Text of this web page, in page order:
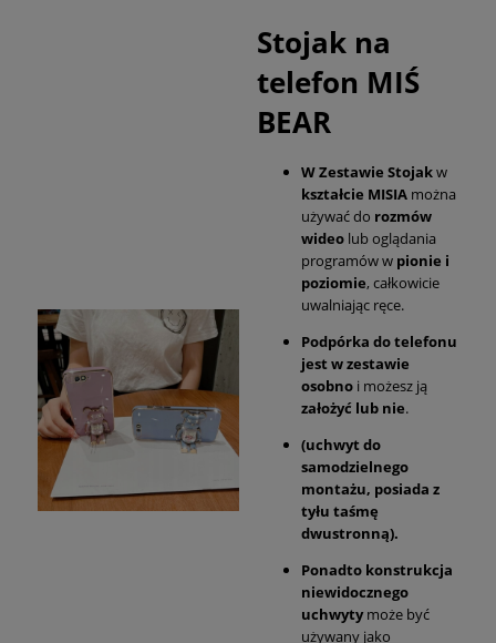
Stojak na
telefon MIŚ
BEAR
W Zestawie Stojakw
kształcie MISIA można
używać do rozmów
wideo lub oglądania
programów w pionie i
poziomie, całkowicie
uwalniając ręce.
Podpórka do telefonu
jest w zestawie
osobno i możesz ją
założyć lub nie.
(uchwyt do
samodzielnego
montażu, posiada z
tyłu taśmę
dwustronną).
Ponadto konstrukcja
niewidocznego
uchwytymoże być
używany jako